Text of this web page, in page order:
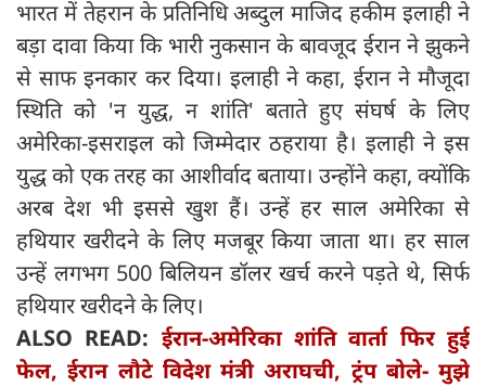
भारत में तेहरान के प्रतिनिधि अब्दुल माजिद हकीम इलाही ने
बड़ा दावा किया कि भारी नुकसान के बावजूद ईरान ने झुकने
से साफ इनकार कर दिया। इलाही ने कहा, ईरान ने मौजूदा
स्थिति को 'न युद्ध, न शांति' बताते हुए संघर्ष के लिए
अमेरिका-इसराइल को जिम्मेदार ठहराया है। इलाही ने इस
युद्ध को एक तरह का आशीर्वाद बताया। उन्‍होंने कहा, क्योंकि
अरब देश भी इससे खुश हैं। उन्‍हें हर साल अमेरिका से
हथियार खरीदने के लिए मजबूर किया जाता था। हर साल
उन्हें लगभग 500 बिलियन डॉलर खर्च करने पड़ते थे, सिर्फ
हथियार खरीदने के लिए।
ALSO READ: ईरान-अमेरिका शांति वार्ता फिर हुई
फेल, ईरान लौटे विदेश मंत्री अराघची, ट्रंप बोले- मुझे